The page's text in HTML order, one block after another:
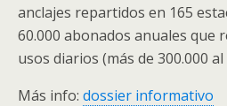
anclajes repartidos en 165
60.000 abonados anuales que
usos diarios (más de 300.000 al
Más info: dossier informativo